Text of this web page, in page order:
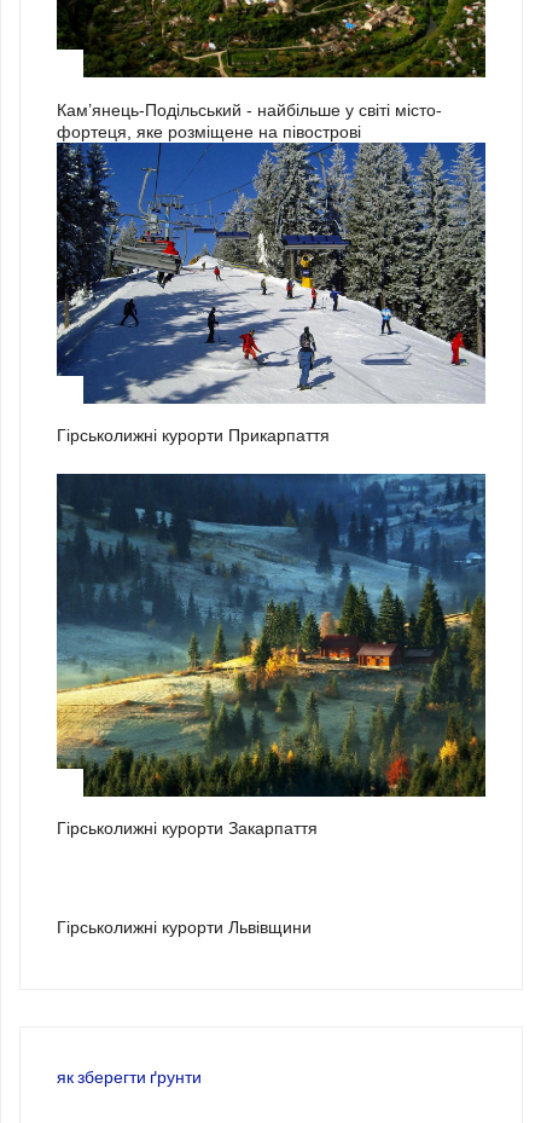
Кам’янець-Подільський - найбільше у світі місто-
фортеця, яке розміщене на півострові
Гірськолижні курорти Прикарпаття
Гірськолижні курорти Закарпаття
Гірськолижні курорти Львівщини
як зберегти ґрунти